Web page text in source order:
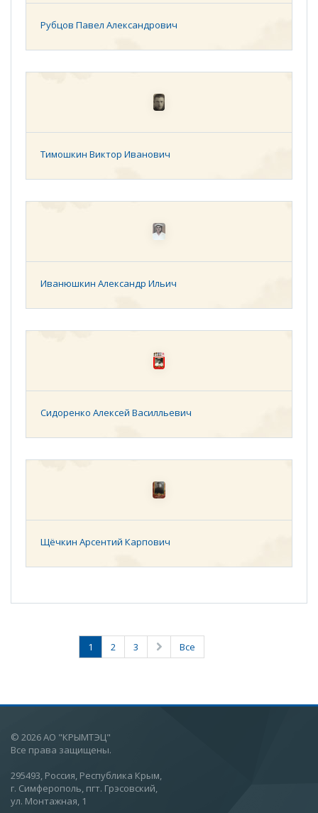
Рубцов Павел Александрович
Тимошкин Виктор Иванович
Иванюшкин Александр Ильич
Сидоренко Алексей Василльевич
Щёчкин Арсентий Карпович
1 2 3 Все
© 2026 АО "КРЫМТЭЦ"
Все права защищены.
295493, Россия, Республика Крым,
г. Симферополь, пгт. Грэсовский,
ул. Монтажная, 1